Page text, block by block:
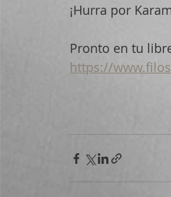
¡Hurra por
Pronto en tu
https://